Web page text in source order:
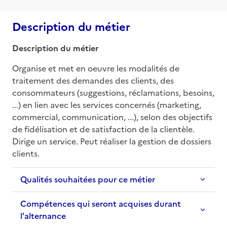
Description du métier
Description du métier
Organise et met en oeuvre les modalités de
traitement des demandes des clients, des
consommateurs (suggestions, réclamations, besoins,
...) en lien avec les services concernés (marketing,
commercial, communication, ...), selon des objectifs
de fidélisation et de satisfaction de la clientèle.
Dirige un service. Peut réaliser la gestion de dossiers
clients.
Qualités souhaitées pour ce métier
Compétences qui seront acquises durant
l'alternance